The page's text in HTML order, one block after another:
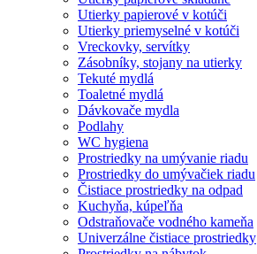
Utierky papierové v kotúči
Utierky priemyselné v kotúči
Vreckovky, servítky
Zásobníky, stojany na utierky
Tekuté mydlá
Toaletné mydlá
Dávkovače mydla
Podlahy
WC hygiena
Prostriedky na umývanie riadu
Prostriedky do umývačiek riadu
Čistiace prostriedky na odpad
Kuchyňa, kúpeľňa
Odstraňovače vodného kameňa
Univerzálne čistiace prostriedky